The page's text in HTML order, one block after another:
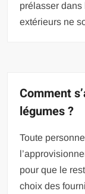
prélasser
extérieurs ne
Comment
légumes ?
Toute
pour que le
choix des